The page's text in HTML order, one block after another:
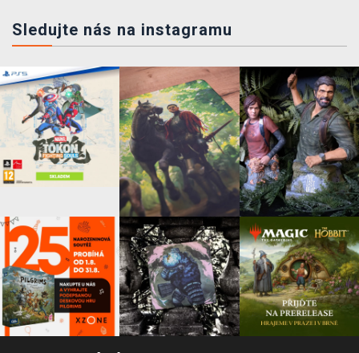
Sledujte nás na instagramu